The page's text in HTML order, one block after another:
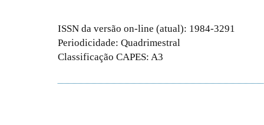
ISSN da versão on-line (atual): 1984-3291
Periodicidade: Quadrimestral
Classificação CAPES: A3